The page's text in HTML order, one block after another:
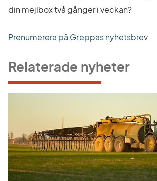
din mejlbox två gånger i veckan?
Prenumerera på Greppas nyhetsbrev
Relaterade nyheter